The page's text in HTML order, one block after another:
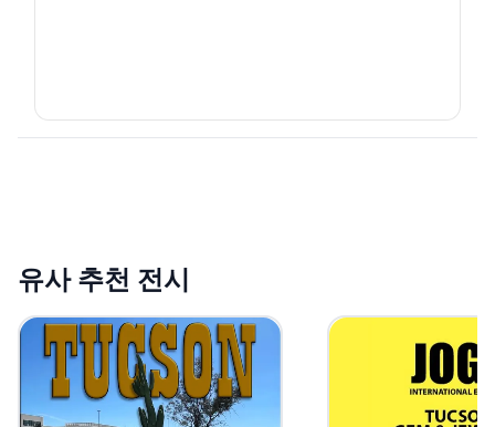
유사 추천 전시